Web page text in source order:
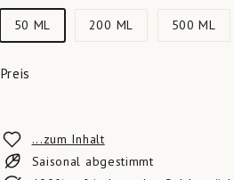
50 ML 200 ML 500 ML
Preis
...zum Inhalt
Saisonal abgestimmt